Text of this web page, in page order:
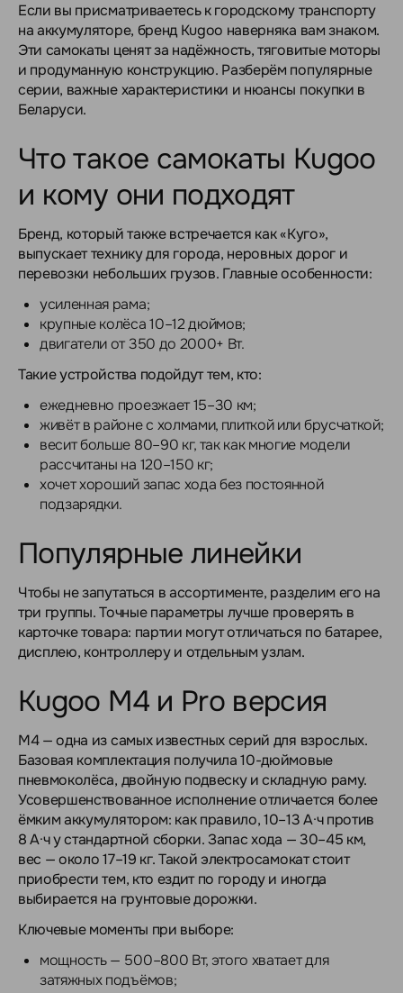
Если вы присматриваетесь к городскому транспорту
на аккумуляторе, бренд Kugoo наверняка вам знаком.
Эти самокаты ценят за надёжность, тяговитые моторы
и продуманную конструкцию. Разберём популярные
серии, важные характеристики и нюансы покупки в
Беларуси.
Что такое самокаты Kugoo
и кому они подходят
Бренд, который также встречается как «Куго»,
выпускает технику для города, неровных дорог и
перевозки небольших грузов. Главные особенности:
усиленная рама;
крупные колёса 10–12 дюймов;
двигатели от 350 до 2000+ Вт.
Такие устройства подойдут тем, кто:
ежедневно проезжает 15–30 км;
живёт в районе с холмами, плиткой или брусчаткой;
весит больше 80–90 кг, так как многие модели
рассчитаны на 120–150 кг;
хочет хороший запас хода без постоянной
подзарядки.
Популярные линейки
Чтобы не запутаться в ассортименте, разделим его на
три группы. Точные параметры лучше проверять в
карточке товара: партии могут отличаться по батарее,
дисплею, контроллеру и отдельным узлам.
Kugoo M4 и Pro версия
M4 — одна из самых известных серий для взрослых.
Базовая комплектация получила 10-дюймовые
пневмоколёса, двойную подвеску и складную раму.
Усовершенствованное исполнение отличается более
ёмким аккумулятором: как правило, 10–13 А·ч против
8 А·ч у стандартной сборки. Запас хода — 30–45 км,
вес — около 17–19 кг. Такой электросамокат стоит
приобрести тем, кто ездит по городу и иногда
выбирается на грунтовые дорожки.
Ключевые моменты при выборе:
мощность — 500–800 Вт, этого хватает для
затяжных подъёмов;